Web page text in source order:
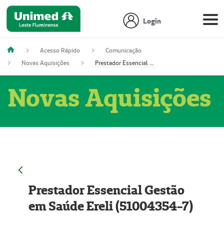
Login
Acesso Rápido
Comunicação
Novas Aquisições
Prestador Essencial Gestão em Saúde Ereli (51004354-7)
Novas Aquisições
Prestador Essencial Gestão
em Saúde Ereli (51004354-7)